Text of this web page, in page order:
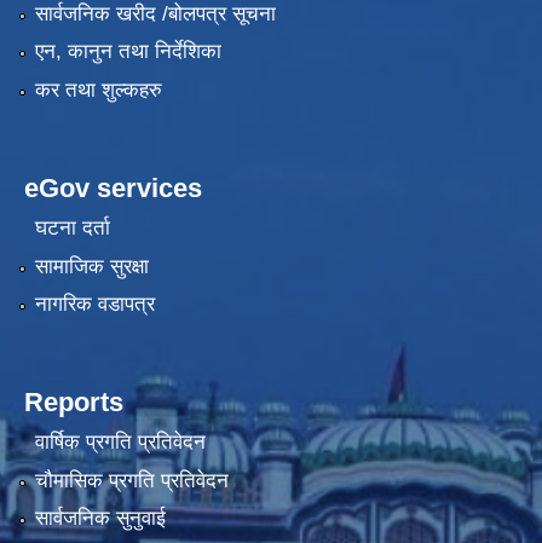
सार्वजनिक खरीद /बोलपत्र सूचना
एन, कानुन तथा निर्देशिका
कर तथा शुल्कहरु
eGov services
घटना दर्ता
सामाजिक सुरक्षा
नागरिक वडापत्र
Reports
वार्षिक प्रगति प्रतिवेदन
चौमासिक प्रगति प्रतिवेदन
सार्वजनिक सुनुवाई